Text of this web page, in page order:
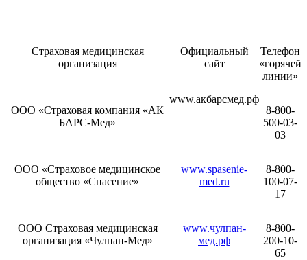
Страховая медицинская
организация
Официальный
сайт
Телефон
«горячей
линии»
ООО «Страховая компания «АК
БАРС-Мед»
www.акбарсмед.рф
8-800-
500-03-
03
ООО «Страховое медицинское
общество «Спасение»
www.spasenie-
med.ru
8-800-
100-07-
17
ООО Страховая медицинская
организация «Чулпан-Мед»
www.чулпан-
мед.рф
8-800-
200-10-
65